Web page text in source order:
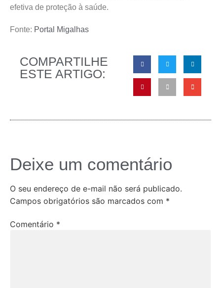
efetiva de proteção à saúde.
Fonte: Portal Migalhas
COMPARTILHE
ESTE ARTIGO:
Deixe um comentário
O seu endereço de e-mail não será publicado.
Campos obrigatórios são marcados com *
Comentário *